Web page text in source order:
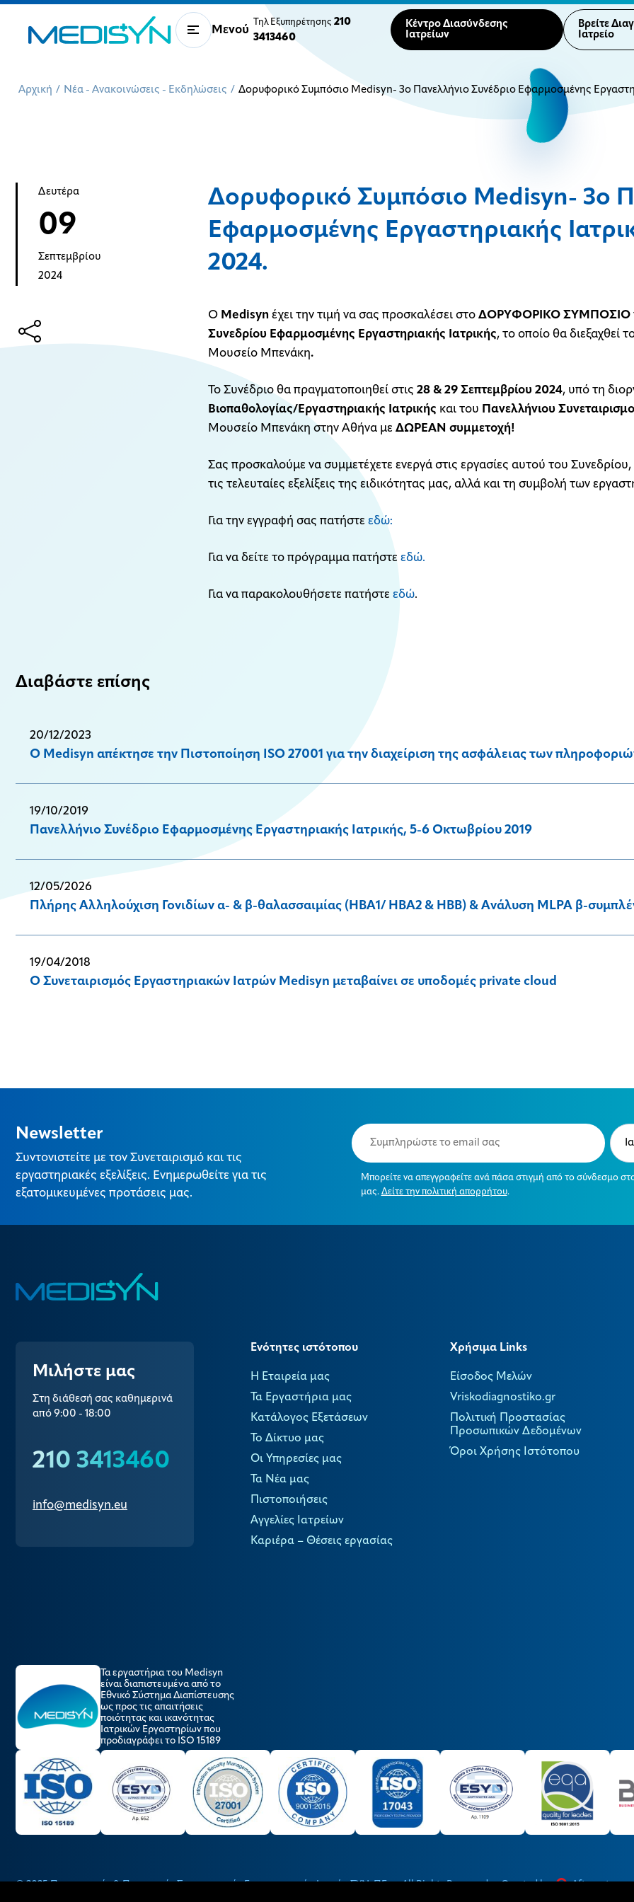
Μενού
Τηλ Εξυπηρέτησης 210
3413460
Κέντρο Διασύνδεσης
Ιατρείων
Βρείτε
Ιατρείο
Αρχική / Νέα - Ανακοινώσεις - Εκδηλώσεις / Δορυφορικό Συμπόσιο Medisyn- 3o Πανελλήνιο Συνέδριο Εφαρμοσμένης
Δευτέρα
09
Σεπτεμβρίου
2024
Δορυφορικό Συμπόσιο Medisyn- 3o
Εφαρμοσμένης Εργαστηριακής
2024.
Ο Medisyn έχει την τιμή να σας προσκαλέσει στο ΔΟΡΥΦΟΡΙΚΟ ΣΥΜΠΟΣΙΟ
Συνεδρίου Εφαρμοσμένης Εργαστηριακής Ιατρικής, το οποίο θα διεξαχθεί
Μουσείο Μπενάκη.
Το Συνέδριο θα πραγματοποιηθεί στις 28 & 29 Σεπτεμβρίου 2024, υπό τη
Βιοπαθολογίας/Εργαστηριακής Ιατρικής και του Πανελλήνιου
Μουσείο Μπενάκη στην Αθήνα με ΔΩΡΕΑΝ συμμετοχή!
Σας προσκαλούμε να συμμετέχετε ενεργά στις εργασίες αυτού του
τις τελευταίες εξελίξεις της ειδικότητας μας, αλλά και τη συμβολή των
Για την εγγραφή σας πατήστε εδώ:
Για να δείτε το πρόγραμμα πατήστε εδώ.
Για να παρακολουθήσετε πατήστε εδώ.
Διαβάστε επίσης
20/12/2023
Ο Medisyn απέκτησε την Πιστοποίηση ISO 27001 για την διαχείριση της ασφάλειας των
19/10/2019
Πανελλήνιο Συνέδριο Εφαρμοσμένης Εργαστηριακής Ιατρικής, 5-6 Οκτωβρίου 2019
12/05/2026
Πλήρης Αλληλούχιση Γονιδίων α- & β-θαλασσαιμίας (HBA1/ HBA2 & HBB) & Ανάλυση MLPA β-
19/04/2018
Ο Συνεταιρισμός Εργαστηριακών Iατρών Medisyn μεταβαίνει σε υποδομές private cloud
Newsletter
Συντονιστείτε με τον Συνεταιρισμό και τις
εργαστηριακές εξελίξεις. Ενημερωθείτε για τις
εξατομικευμένες προτάσεις μας.
Email
(Required)
Type
Μπορείτε να απεγγραφείτε ανά πάσα στιγμή από το σύνδεσμο
μας. Δείτε την πολιτική απορρήτου.
Μιλήστε μας
Στη διάθεσή σας καθημερινά
από 9:00 - 18:00
210 3413460
info@medisyn.eu
Ενότητες ιστότοπου
Η Εταιρεία μας
Τα Εργαστήρια μας
Κατάλογος Εξετάσεων
Το Δίκτυο μας
Οι Υπηρεσίες μας
Τα Νέα μας
Πιστοποιήσεις
Αγγελίες Ιατρείων
Καριέρα – Θέσεις εργασίας
Χρήσιμα Links
Είσοδος Μελών
Vriskodiagnostiko.gr
Πολιτική Προστασίας
Προσωπικών Δεδομένων
Όροι Χρήσης Ιστότοπου
Τα εργαστήρια του Medisyn
είναι διαπιστευμένα από το
Εθνικό Σύστημα Διαπίστευσης
ως προς τις απαιτήσεις
ποιότητας και ικανότητας
Ιατρικών Εργαστηρίων που
προδιαγράφει το ISO 15189
© 2025 Παραγωγικός & Πιστωτικός Συνεταιρισμός Εργαστηριακών Ιατρών ΣΥΝ. ΠΕ. All Rights Reserved Created by Afternet